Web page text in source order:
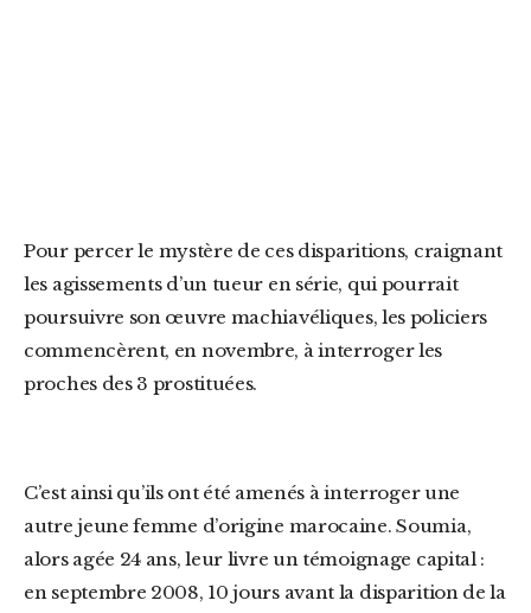
Pour percer le mystère de ces disparitions, craignant
les agissements d’un tueur en série, qui pourrait
poursuivre son œuvre machiavéliques, les policiers
commencèrent, en novembre, à interroger les
proches des 3 prostituées.
C’est ainsi qu’ils ont été amenés à interroger une
autre jeune femme d’origine marocaine. Soumia,
alors agée 24 ans, leur livre un témoignage capital :
en septembre 2008, 10 jours avant la disparition de la